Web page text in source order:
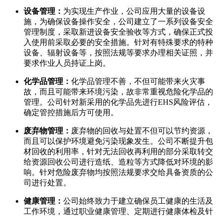
设备管理： 为实现生产作业，公司应用大量的设备设
施，为确保设备操作安全，公司建立了一系列设备安全
管理制度，采取新进设备安全验收等方式，确保正式投
入使用前采取必要的安全措施。针对有特殊要求的特种
设备、辐射设备等，按照法规等要求办理相关证照，并
要求作业人员持证上岗。
化学品管理： 化学品管理不善，不但可能带来火灾事
故，而且可能带来环境污染，故非常重视危险化学品的
管理。公司针对新采用的化学品先进行EHS风险评估，
确定管控措施后方可使用。
废弃物管理： 废弃物的回收与处置不但可以节约资源，
而且可以保护环境避免污染现象发生。公司不断提升包
材回收的利用率，针对无法回收再利用的部分采取转交
给资源回收公司进行造纸、造粒等方式降低对环境的影
响。针对危险废弃物均按照法规要求交给具备资质的公
司进行处置。
健康管理： 公司始终致力于建立确保员工健康的生活及
工作环境，通过职业健康管理、定期进行健康体检及针